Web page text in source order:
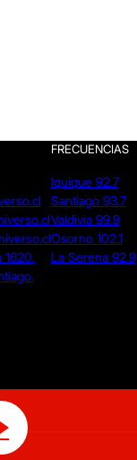
1620.
FRECUENCIAS
Iquique 92.7
Santiago 93.7
Valdivia 99.9
Osorno 102.1
La Serena 92.9